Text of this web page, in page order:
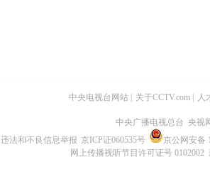
中央电视台网站 关于CCTV.com 人
中央广播电视总台 央视
违法和不良信息举报 京ICP证060535号
京公网安备
网上传播视听节目许可证号 0102002